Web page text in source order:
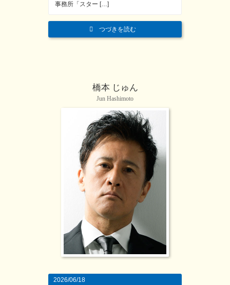
事務所「スター […]
つづきを読む
橋本 じゅん
Jun Hashimoto
2026/06/18